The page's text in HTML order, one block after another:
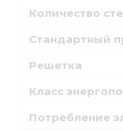
Количество
Стандартный
Решетка
Класс
Потребление